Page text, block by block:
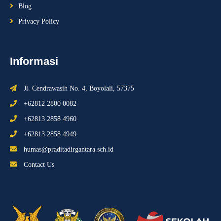
Blog
Privacy Policy
Informasi
Jl. Cendrawasih No. 4, Boyolali, 57375
+62812 2800 0082
+62813 2858 4960
+62813 2858 4949
humas@praditadirgantara.sch.id
Contact Us